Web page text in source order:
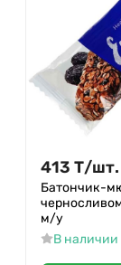
413 Т/шт.
Батончик-
м/у
В наличии